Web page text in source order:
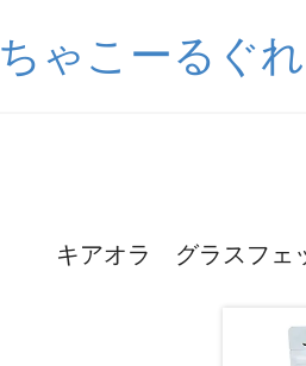
ちゃこーるぐ
キアオラ グラスフェ